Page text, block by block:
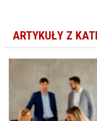
ARTYKUŁY Z